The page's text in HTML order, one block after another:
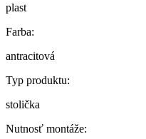
plast
Farba:
antracitová
Typ produktu:
stolička
Nutnosť montáže: